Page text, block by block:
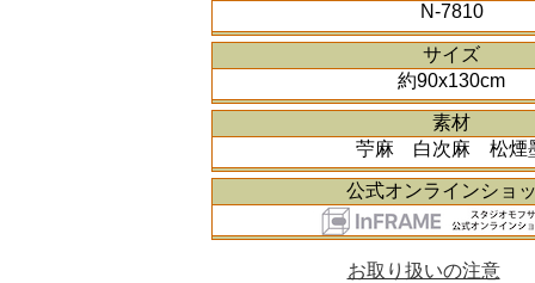
N-7810
サイズ
約90x130cm
素材
苧麻 白次麻 松煙
公式オンラインショ
お取り扱いの注意